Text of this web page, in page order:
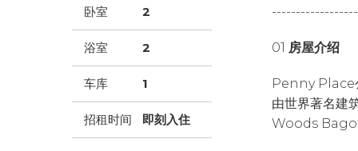
卧室 2
浴室 2
车库 1
招租时间 即刻入住
01 房屋介绍
Penny Place
由世界著名建
Woods